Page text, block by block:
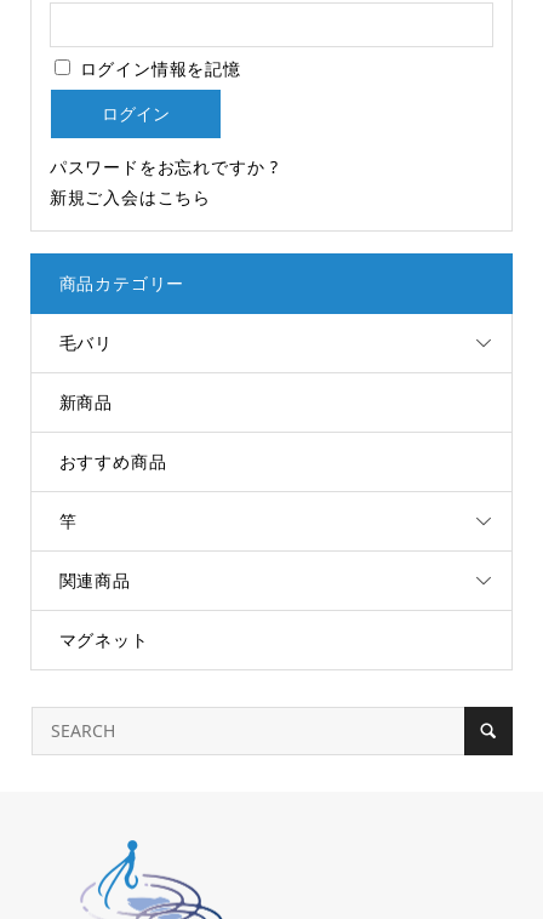
ログイン情報を記憶
パスワードをお忘れですか ?
新規ご入会はこちら
商品カテゴリー
毛バリ
新商品
おすすめ商品
竿
関連商品
マグネット